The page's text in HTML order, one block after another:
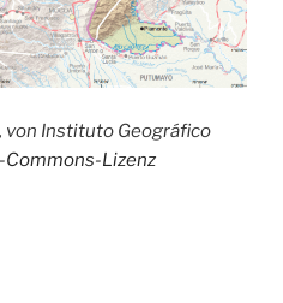
von Instituto Geográfico
Commons-Lizenz